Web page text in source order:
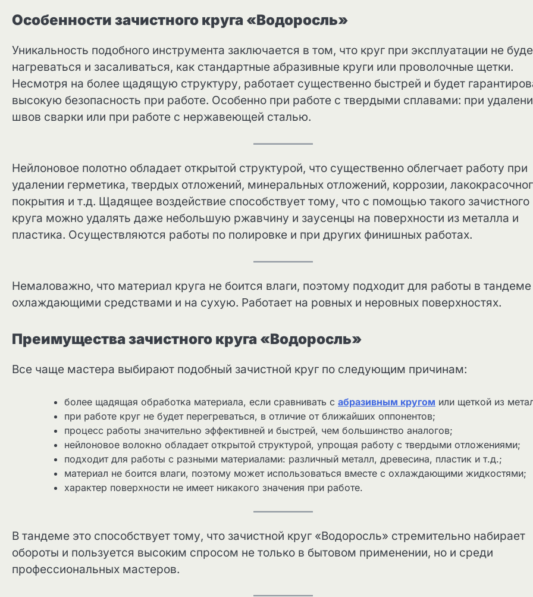
Особенности зачистного круга «Водоросль»
Уникальность подобного инструмента заключается в том, что круг при эксплуатации не
нагреваться и засаливаться, как стандартные абразивные круги или проволочные щетки.
Несмотря на более щадящую структуру, работает существенно быстрей и будет
высокую безопасность при работе. Особенно при работе с твердыми сплавами: при
швов сварки или при работе с нержавеющей сталью.
Нейлоновое полотно обладает открытой структурой, что существенно облегчает работу при
удалении герметика, твердых отложений, минеральных отложений, коррозии,
покрытия и т.д. Щадящее воздействие способствует тому, что с помощью такого зачистного
круга можно удалять даже небольшую ржавчину и заусенцы на поверхности из металла и
пластика. Осуществляются работы по полировке и при других финишных работах.
Немаловажно, что материал круга не боится влаги, поэтому подходит для работы в
охлаждающими средствами и на сухую. Работает на ровных и неровных поверхностях.
Преимущества зачистного круга «Водоросль»
Все чаще мастера выбирают подобный зачистной круг по следующим причинам:
более щадящая обработка материала, если сравнивать с абразивным кругом или щеткой из
при работе круг не будет перегреваться, в отличие от ближайших оппонентов;
процесс работы значительно эффективней и быстрей, чем большинство аналогов;
нейлоновое волокно обладает открытой структурой, упрощая работу с твердыми отложениями;
подходит для работы с разными материалами: различный металл, древесина, пластик и т.д.;
материал не боится влаги, поэтому может использоваться вместе с охлаждающими жидкостями;
характер поверхности не имеет никакого значения при работе.
В тандеме это способствует тому, что зачистной круг «Водоросль» стремительно набирает
обороты и пользуется высоким спросом не только в бытовом применении, но и среди
профессиональных мастеров.